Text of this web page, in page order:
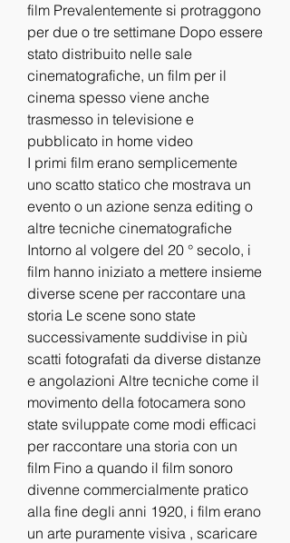
film Prevalentemente si protraggono
per due o tre settimane Dopo essere
stato distribuito nelle sale
cinematografiche, un film per il
cinema spesso viene anche
trasmesso in televisione e
pubblicato in home video
I primi film erano semplicemente
uno scatto statico che mostrava un
evento o un azione senza editing o
altre tecniche cinematografiche
Intorno al volgere del 20 ° secolo, i
film hanno iniziato a mettere insieme
diverse scene per raccontare una
storia Le scene sono state
successivamente suddivise in più
scatti fotografati da diverse distanze
e angolazioni Altre tecniche come il
movimento della fotocamera sono
state sviluppate come modi efficaci
per raccontare una storia con un
film Fino a quando il film sonoro
divenne commercialmente pratico
alla fine degli anni 1920, i film erano
un arte puramente visiva , scaricare